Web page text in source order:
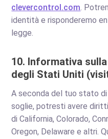
clevercontrol.com.
identità e risponderemo
legge.
10. Informativa
degli Stati Uniti
A seconda del tuo stato
soglie, potresti avere
di California, Colorado,
Oregon, Delaware e altri.